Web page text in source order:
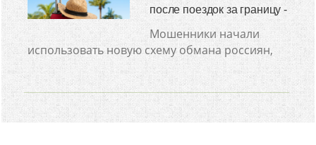
после поездок за границу -
Мошенники начали
использовать новую схему обмана россиян,